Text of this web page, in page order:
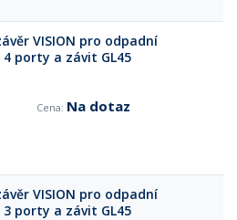
VISION pro odpadní
porty a závit GL45
Na dotaz
VISION pro odpadní
porty a závit GL45